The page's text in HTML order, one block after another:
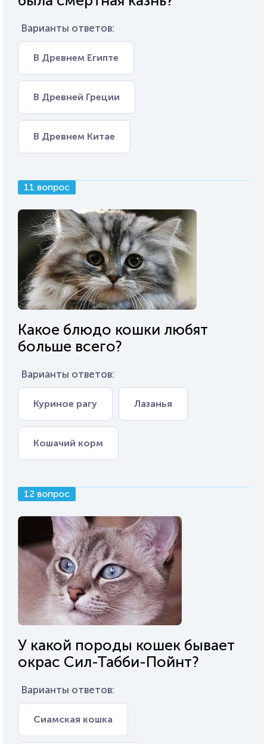
Варианты ответов:
В Древнем Египте
В Древней Греции
В Древнем Китае
11 вопрос
Какое блюдо кошки любят
больше всего?
Варианты ответов:
Куриное рагу Лазанья
Кошачий корм
12 вопрос
У какой породы кошек бывает
окрас Сил-Табби-Пойнт?
Варианты ответов:
Сиамская кошка